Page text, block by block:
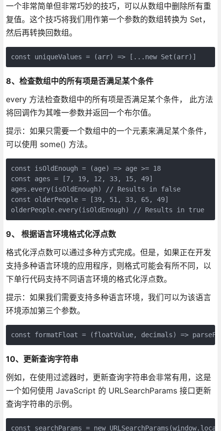
一个非常简单但非常巧妙的技巧，可以从数组中删除所有重
复值。这个技巧将我们用作第一个参数的数组转换为 Set，
然后再转换回数组。
const uniqueValues = (arr) => [...new Set(arr)]
8、检查数组中的所有项是否满足某个条件
every 方法检查数组中的所有项是否满足某个条件， 此方法
将回调作为其唯一参数并返回一个布尔值。
提示：如果只需要一个数组中的一个元素来满足某个条件，
可以使用 some() 方法。
const isOldEnough = (age) => age >= 18
const ages = [7, 19, 12, 33, 15, 49]
ages.every(isOldEnough) // Results in false
const olderPeople = [39, 51, 33, 65, 49]
olderPeople.every(isOldEnough) // Results in true
9、 根据语言环境格式化浮点数
格式化浮点数可以通过多种方式完成。但是，如果正在开发
支持多种语言环境的应用程序，则格式可能会有所不同，以
下单行代码支持不同语言环境的格式化浮点数。
提示：如果我们需要支持多种语言环境，我们可以为该语言
环境添加第三个参数。
const formatFloat = (floatValue, decimals) =>
10、更新查询字符串
例如，在使用过滤器时，更新查询字符串会非常有用，这是
一个如何使用 JavaScript 的 URLSearchParams 接口更新
查询字符串的示例。
const searchParams = new